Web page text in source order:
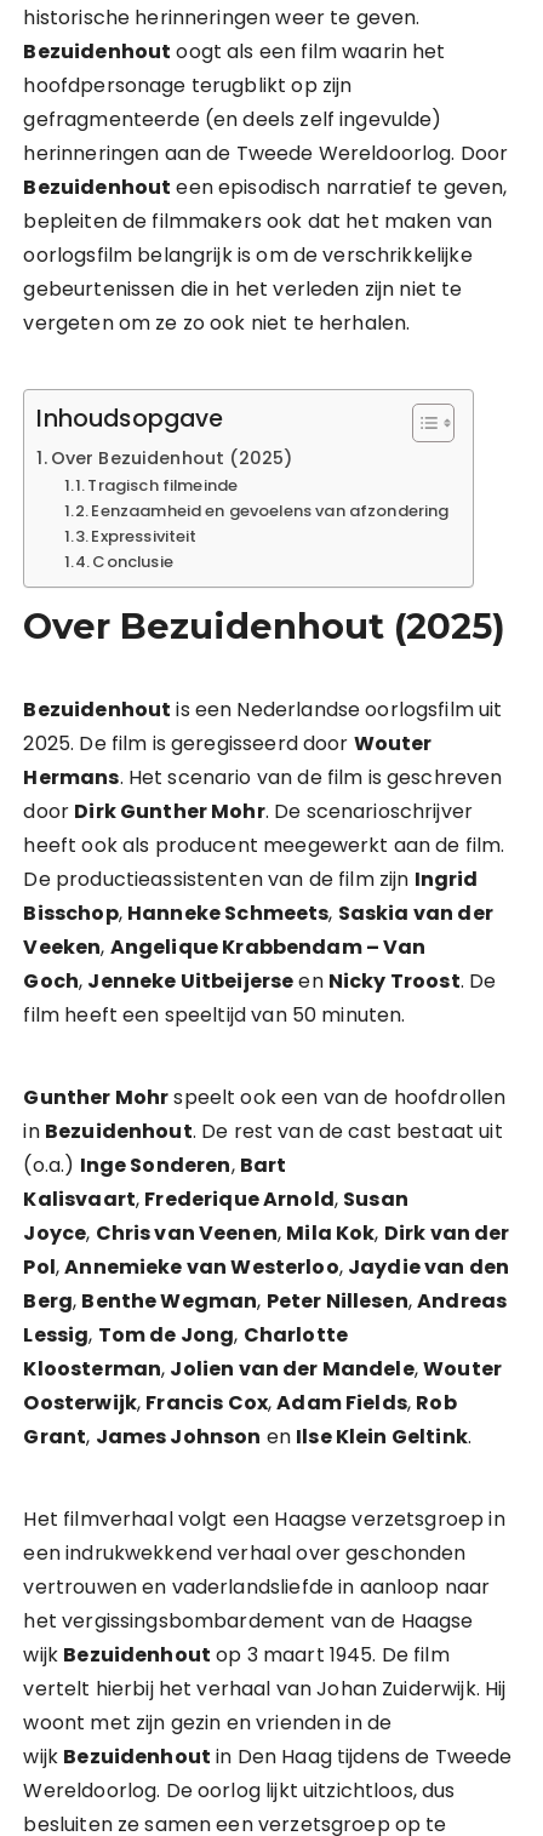
historische herinneringen weer te geven.
Bezuidenhout oogt als een film waarin het
hoofdpersonage terugblikt op zijn
gefragmenteerde (en deels zelf ingevulde)
herinneringen aan de Tweede Wereldoorlog. Door
Bezuidenhout een episodisch narratief te geven,
bepleiten de filmmakers ook dat het maken van
oorlogsfilm belangrijk is om de verschrikkelijke
gebeurtenissen die in het verleden zijn niet te
vergeten om ze zo ook niet te herhalen.
Inhoudsopgave
Over Bezuidenhout (2025)
Tragisch filmeinde
Eenzaamheid en gevoelens van afzondering
Expressiviteit
Conclusie
Over Bezuidenhout (2025)
Bezuidenhout is een Nederlandse oorlogsfilm uit
2025. De film is geregisseerd door Wouter
Hermans. Het scenario van de film is geschreven
door Dirk Gunther Mohr. De scenarioschrijver
heeft ook als producent meegewerkt aan de film.
De productieassistenten van de film zijn Ingrid
Bisschop, Hanneke Schmeets, Saskia van der
Veeken, Angelique Krabbendam – Van
Goch, Jenneke Uitbeijerseen Nicky Troost. De
film heeft een speeltijd van 50 minuten.
Gunther Mohrspeelt ook een van de hoofdrollen
in Bezuidenhout. De rest van de cast bestaat uit
(o.a.) Inge Sonderen, Bart
Kalisvaart, Frederique Arnold, Susan
Joyce, Chris van Veenen, Mila Kok, Dirk van der
Pol,Annemieke van Westerloo, Jaydie van den
Berg, Benthe Wegman, Peter Nillesen,Andreas
Lessig, Tom de Jong, Charlotte
Kloosterman, Jolien van der Mandele,Wouter
Oosterwijk, Francis Cox,Adam Fields, Rob
Grant, James Johnson en Ilse Klein Geltink.
Het filmverhaal volgt een Haagse verzetsgroep in
een indrukwekkend verhaal over geschonden
vertrouwen en vaderlandsliefde in aanloop naar
het vergissingsbombardement van de Haagse
wijk Bezuidenhout op 3 maart 1945. De film
vertelt hierbij het verhaal van Johan Zuiderwijk. Hij
woont met zijn gezin en vrienden in de
wijk Bezuidenhout in Den Haag tijdens de Tweede
Wereldoorlog. De oorlog lijkt uitzichtloos, dus
besluiten ze samen een verzetsgroep op te